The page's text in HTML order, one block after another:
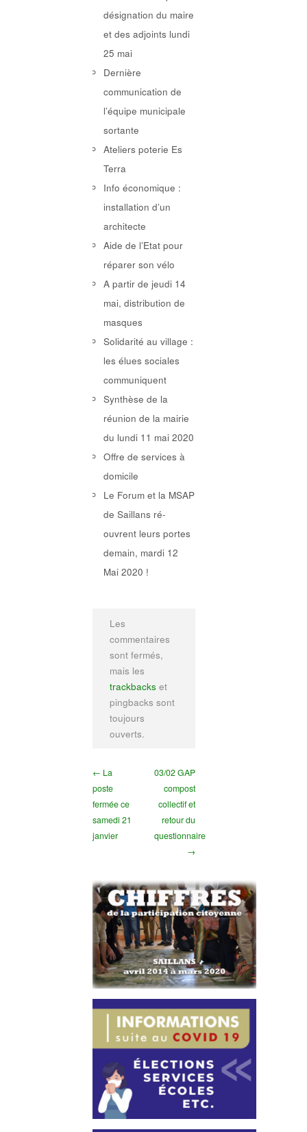
désignation du maire
et des adjoints lundi
25 mai
Dernière
communication de
l’équipe municipale
sortante
Ateliers poterie Es
Terra
Info économique :
installation d’un
architecte
Aide de l’Etat pour
réparer son vélo
A partir de jeudi 14
mai, distribution de
masques
Solidarité au village :
les élues sociales
communiquent
Synthèse de la
réunion de la mairie
du lundi 11 mai 2020
Offre de services à
domicile
Le Forum et la MSAP
de Saillans ré-
ouvrent leurs portes
demain, mardi 12
Mai 2020 !
Les
commentaires
sont fermés,
mais les
trackbacks et
pingbacks sont
toujours
ouverts.
← La
poste
fermée ce
samedi 21
janvier
03/02 GAP
compost
collectif et
retour du
questionnaire
→